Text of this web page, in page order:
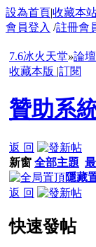
設為首頁|收藏本
會員登入 /註冊會
7.6冰火天堂»論壇
收藏本版 |訂閱
贊助系
返 回
新窗 全部主題
隱藏
返 回
快速發帖